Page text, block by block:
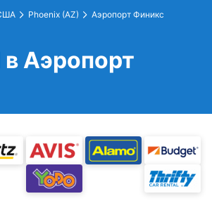
Phoenix (AZ)
Аэропорт Финикс
Аэропорт